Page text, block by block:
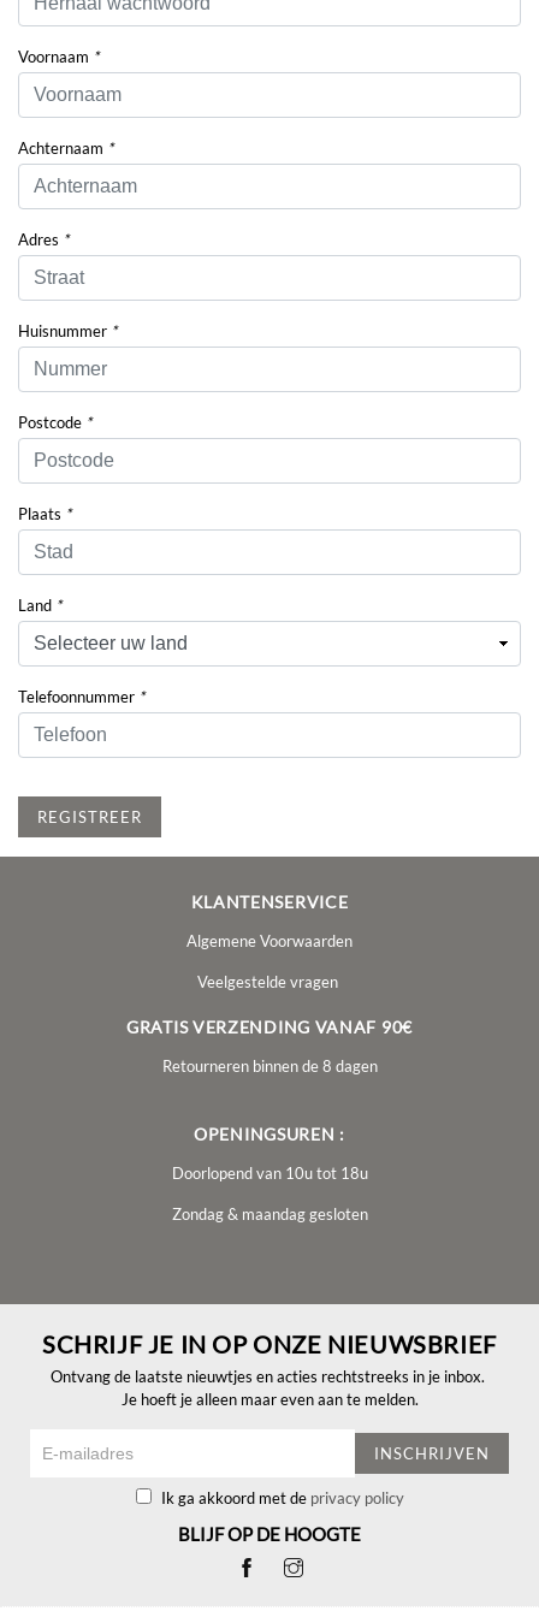
Voornaam *
Achternaam *
Adres *
Huisnummer *
Postcode *
Plaats *
Land *
Telefoonnummer *
REGISTREER
KLANTENSERVICE
Algemene Voorwaarden
Veelgestelde vragen
GRATIS VERZENDING VANAF 90€
Retourneren binnen de 8 dagen
OPENINGSUREN :
Doorlopend van 10u tot 18u
Zondag & maandag gesloten
SCHRIJF JE IN OP ONZE NIEUWSBRIEF
Ontvang de laatste nieuwtjes en acties rechtstreeks in je inbox.
Je hoeft je alleen maar even aan te melden.
INSCHRIJVEN
Ik ga akkoord met de privacy policy
BLIJF OP DE HOOGTE